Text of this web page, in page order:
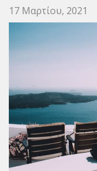
17 Μαρτίου, 2021